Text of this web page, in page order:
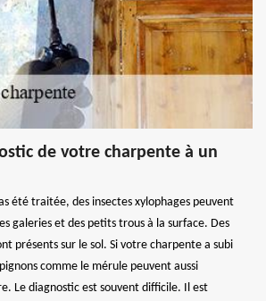
de votre charpente à un
été traitée, des insectes xylophages peuvent
galeries et des petits trous à la surface. Des
présents sur le sol. Si votre charpente a subi
comme le mérule peuvent aussi
Le diagnostic est souvent difficile. Il est